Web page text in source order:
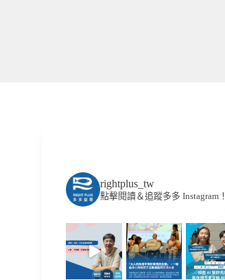
rightplus_tw
點擊閱讀＆追蹤多多 Instagram！